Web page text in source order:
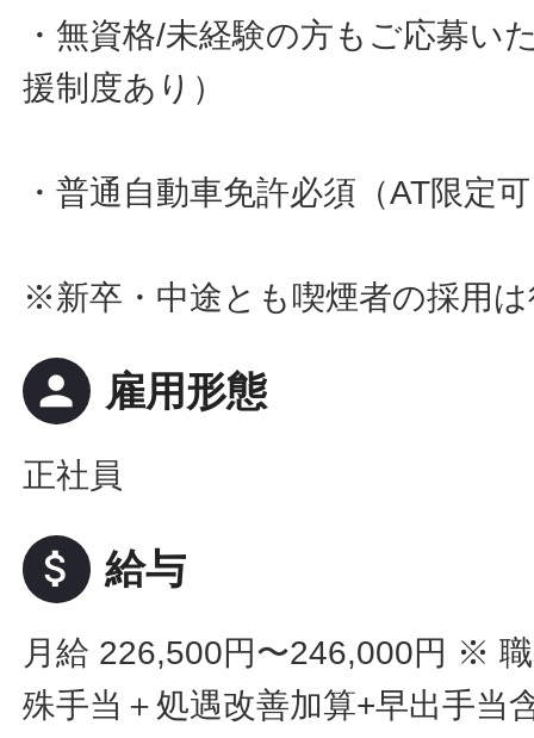
・無資格/未経験の方もご応募い
援制度あり）
・普通自動車免許必須（AT限定
※新卒・中途とも喫煙者の採用
person 雇用形態
正社員
attach_money 給与
月給 226,500円〜246,000円 ※ 職
殊手当＋処遇改善加算+早出手当